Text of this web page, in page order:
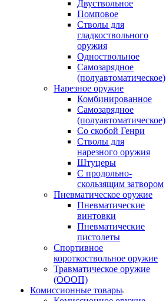
Двуствольное
Помповое
Стволы для
гладкоствольного
оружия
Одноствольное
Самозарядное
(полуавтоматическое)
Нарезное оружие
Комбинированное
Самозарядное
(полуавтоматическое)
Со скобой Генри
Стволы для
нарезного оружия
Штуцеры
С продольно-
скользящим затвором
Пневматическое оружие
Пневматические
винтовки
Пневматические
пистолеты
Спортивное
короткоствольное оружие
Травматическое оружие
(ОООП)
Комиссионные товары